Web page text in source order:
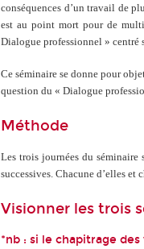
conséquences d’un travail de
est au point mort pour de
Dialogue professionnel »
Ce séminaire se donne pour
question du « Dialogue
Méthode
Les trois journées du
successives. Chacune d’elles et
Visionner les trois
*nb : si le chapitrage